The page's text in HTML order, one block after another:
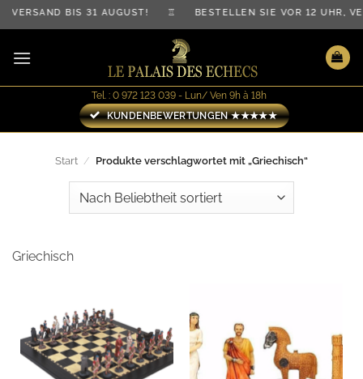
Zum
Inhalt
springen
VERSAND BIS 31 AUGUST! ♖ BESTELLEN SIE VOR 12 UHR,
Tel. : 0 972 123 039 - Lun/ Ven 9h à 18h
KUNDENBEWERTUNGEN ★★★★★
Start / Produkte verschlagwortet mit „Griechisch“
Griechisch